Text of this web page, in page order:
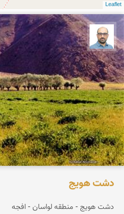
Leaflet
بابک ارجمندی
دشت هویج
دشت هویج - منطقه لواسان - افجه